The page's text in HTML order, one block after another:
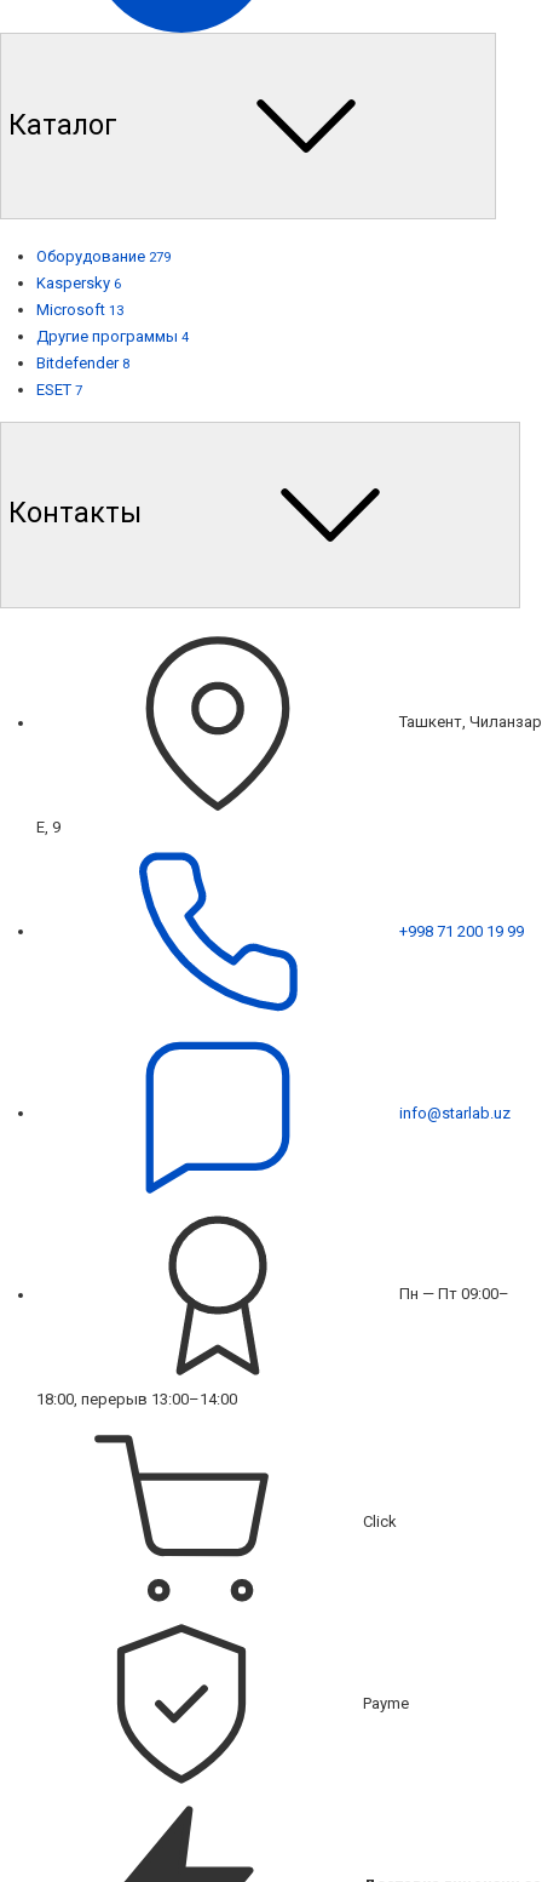
Каталог
Оборудование 279
Kaspersky 6
Microsoft 13
Другие программы 4
Bitdefender 8
ESET 7
Контакты
Ташкент, Чиланзар
Е, 9
+998 71 200 19 99
info@starlab.uz
Пн — Пт 09:00–
18:00, перерыв 13:00–14:00
Click
Payme